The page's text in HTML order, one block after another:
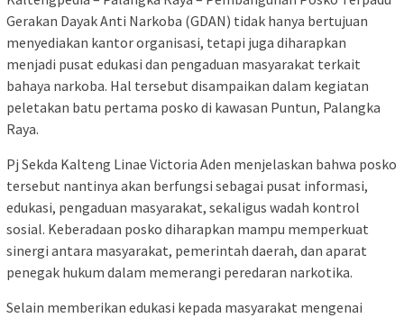
Gerakan Dayak Anti Narkoba (GDAN) tidak hanya bertujuan
menyediakan kantor organisasi, tetapi juga diharapkan
menjadi pusat edukasi dan pengaduan masyarakat terkait
bahaya narkoba. Hal tersebut disampaikan dalam kegiatan
peletakan batu pertama posko di kawasan Puntun, Palangka
Raya.
Pj Sekda Kalteng Linae Victoria Aden menjelaskan bahwa posko
tersebut nantinya akan berfungsi sebagai pusat informasi,
edukasi, pengaduan masyarakat, sekaligus wadah kontrol
sosial. Keberadaan posko diharapkan mampu memperkuat
sinergi antara masyarakat, pemerintah daerah, dan aparat
penegak hukum dalam memerangi peredaran narkotika.
Selain memberikan edukasi kepada masyarakat mengenai